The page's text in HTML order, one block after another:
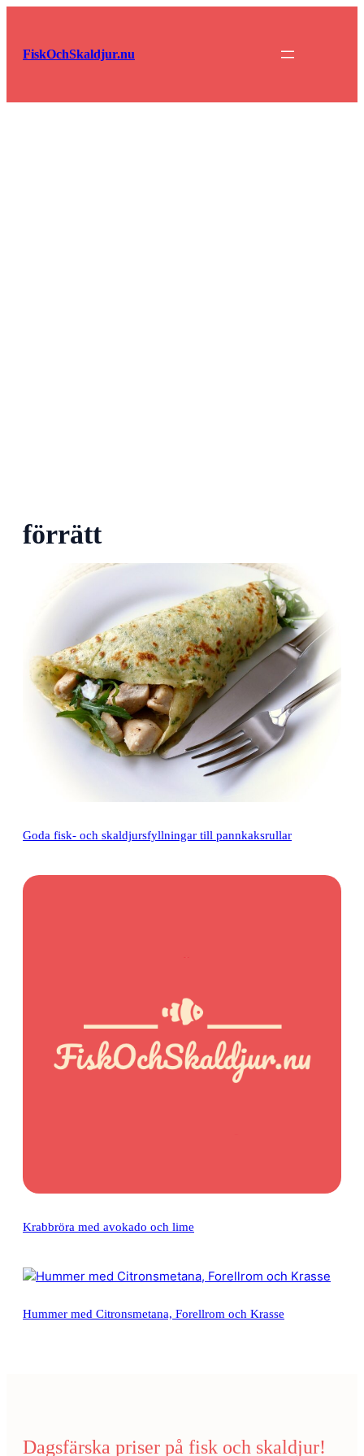
innehåll
FiskOchSkaldjur.nu
förrätt
Goda fisk- och skaldjursfyllningar till pannkaksrullar
Krabbröra med avokado och lime
Hummer med Citronsmetana, Forellrom och Krasse
Dagsfärska priser på fisk och skaldjur!